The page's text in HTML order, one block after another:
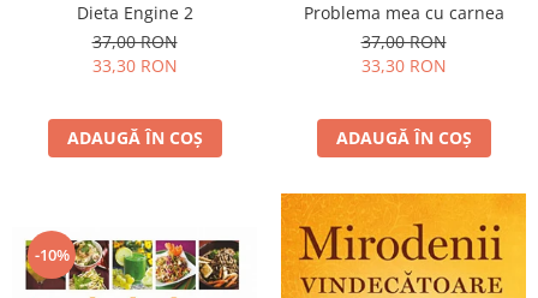
Dieta Engine 2
37,00 RON
33,30 RON
ADAUGĂ ÎN COȘ
Problema mea cu carnea
37,00 RON
33,30 RON
ADAUGĂ ÎN COȘ
-10%